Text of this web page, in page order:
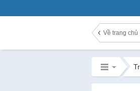
Về trang chủ